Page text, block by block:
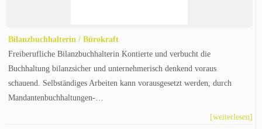
Bilanzbuchhalterin / Bürokraft
Freiberufliche Bilanzbuchhalterin Kontierte und verbucht die
Buchhaltung bilanzsicher und unternehmerisch denkend voraus
schauend. Selbständiges Arbeiten kann vorausgesetzt werden, durch
Mandantenbuchhaltungen-…
[weiterlesen]